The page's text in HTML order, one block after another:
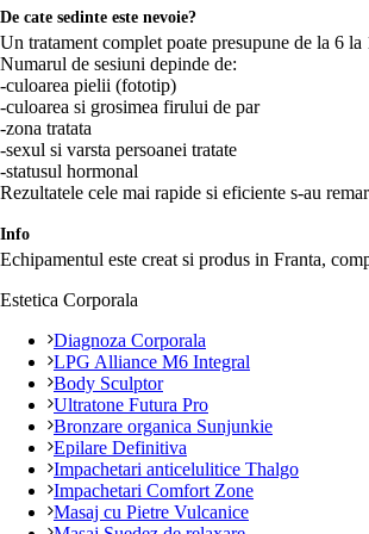
De cate sedinte este nevoie?
Un tratament complet poate presupune de la 6
Numarul de sesiuni depinde de:
-culoarea pielii (fototip)
-culoarea si grosimea firului de par
-zona tratata
-sexul si varsta persoanei tratate
-statusul hormonal
Rezultatele cele mai rapide si eficiente s-au
Info
Echipamentul este creat si produs in Franta,
Estetica Corporala
Diagnoza Corporala
LPG Alliance M6 Integral
Body Sculptor
Ultratone Futura Pro
Bronzare organica Sunjunkie
Epilare Definitiva
Impachetari anticelulitice Thalgo
Impachetari Comfort Zone
Masaj cu Pietre Vulcanice